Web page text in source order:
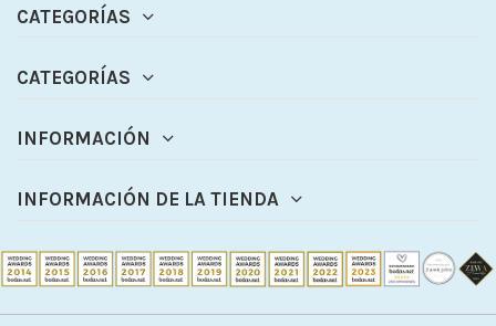
CATEGORÍAS
CATEGORÍAS
INFORMACIÓN
INFORMACIÓN DE LA TIENDA